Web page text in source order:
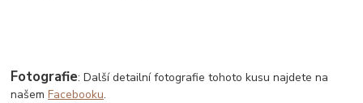
Fotografie: Další detailní fotografie tohoto kusu najdete na
našemFacebooku.